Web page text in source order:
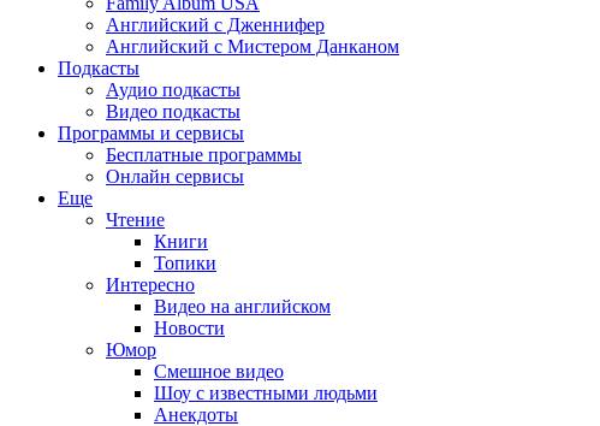
Английский с Дженнифер
Английский с Мистером Данканом
Подкасты
Аудио подкасты
Видео подкасты
Программы и сервисы
Бесплатные программы
Онлайн сервисы
Еще
Чтение
Книги
Топики
Интересно
Видео на английском
Новости
Юмор
Смешное видео
Шоу с известными людьми
Анекдоты